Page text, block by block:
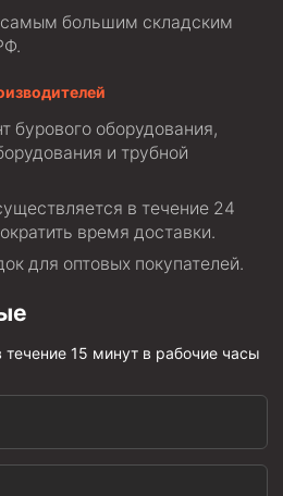
самым большим складским
бурового оборудования,
и трубной
в течение 24
время доставки.
для оптовых покупателей.
течение 15 минут в рабочие часы